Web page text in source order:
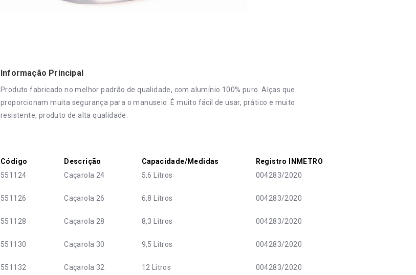
Informação Principal
Produto fabricado no melhor padrão de qualidade, com alumínio 100% puro. Alças que
proporcionam muita segurança para o manuseio. É muito fácil de usar, prático e muito
resistente, produto de alta qualidade.
Código
551124
551126
551128
551130
551132
Descrição
Caçarola 24
Caçarola 26
Caçarola 28
Caçarola 30
Caçarola 32
Capacidade/Medidas
5,6 Litros
6,8 Litros
8,3 Litros
9,5 Litros
12 Litros
Registro INMETRO
004283/2020
004283/2020
004283/2020
004283/2020
004283/2020